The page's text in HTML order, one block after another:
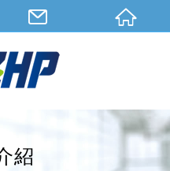
紹
燈箱)
員